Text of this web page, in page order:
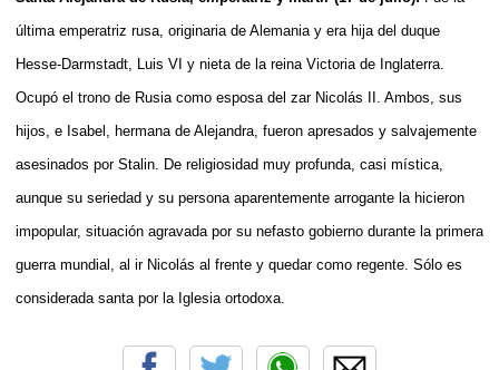
última emperatriz rusa, originaria de Alemania y era hija del duque
Hesse-Darmstadt, Luis VI y nieta de la reina Victoria de Inglaterra.
Ocupó el trono de Rusia como esposa del zar Nicolás II. Ambos, sus
hijos, e Isabel, hermana de Alejandra, fueron apresados y salvajemente
asesinados por Stalin. De religiosidad muy profunda, casi mística,
aunque su seriedad y su persona aparentemente arrogante la hicieron
impopular, situación agravada por su nefasto gobierno durante la primera
guerra mundial, al ir Nicolás al frente y quedar como regente. Sólo es
considerada santa por la Iglesia ortodoxa.